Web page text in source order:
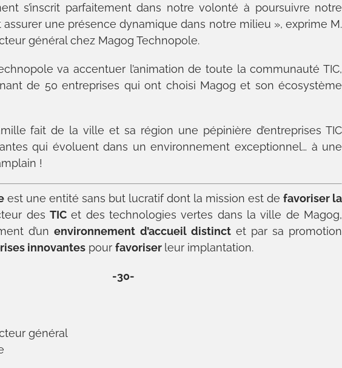
s’inscrit parfaitement dans notre volonté à poursuivre notre
une présence dynamique dans notre milieu », exprime M.
général chez Magog Technopole.
va accentuer l’animation de toute la communauté TIC,
de 50 entreprises qui ont choisi Magog et son écosystème
fait de la ville et sa région une pépinière d’entreprises TIC
qui évoluent dans un environnement exceptionnel… à une
!
est une entité sans but lucratif dont la mission est defavoriser la
desTIC et des technologies vertes dans la ville de Magog,
d’un environnement d’accueil distinctet par sa promotion
innovantespour favoriser leur implantation.
-30-
général